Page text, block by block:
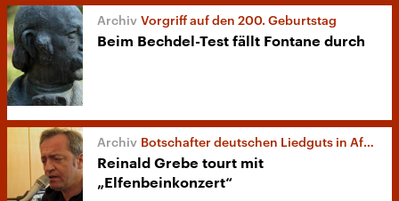
Vorgriff auf den 200. Geburtstag
Beim Bechdel-Test fällt Fontane durch
Botschafter deutschen Liedguts in Afrika
Reinald Grebe tourt mit
„Elfenbeinkonzert“